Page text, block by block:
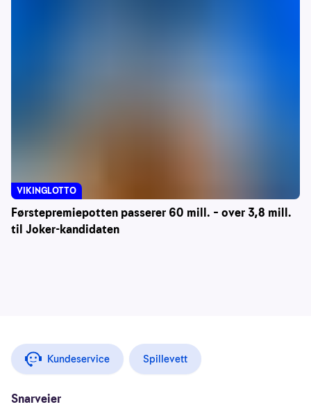
Førstepremiepotten passerer 60 mill. – over 3,8 mill.
til Joker-kandidaten
VIKINGLOTTO
Kundeservice Spillevett
Snarveier